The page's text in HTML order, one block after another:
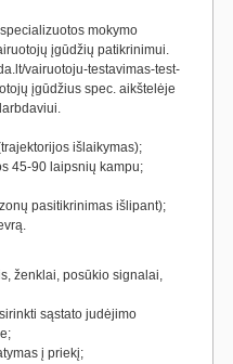
mokymo
įgūdžių patikrinimui.
vairuotoju-testavimas-test-
įgūdžius spec. aikštelėje
išlaikymas);
45-90 laipsnių kampu;
pasitikrinimas išlipant);
ženklai, posūkio signalai,
sąstato judėjimo
į priekį;